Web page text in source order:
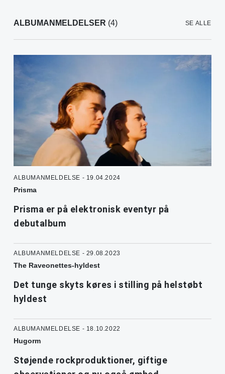
ALBUMANMELDELSER (4) SE ALLE
ALBUMANMELDELSE - 19.04.2024
Prisma
Prisma er på elektronisk eventyr på
debutalbum
ALBUMANMELDELSE - 29.08.2023
The Raveonettes-hyldest
Det tunge skyts køres i stilling på helstøbt
hyldest
ALBUMANMELDELSE - 18.10.2022
Hugorm
Støjende rockproduktioner, giftige